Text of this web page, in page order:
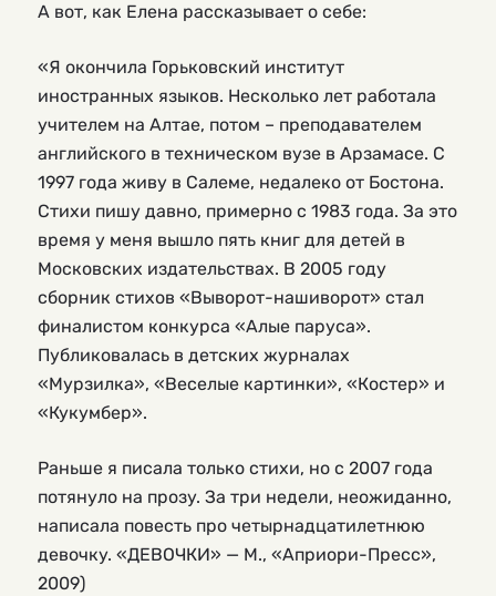
А вот, как Елена рассказывает о себе:
«Я окончила Горьковский институт
иностранных языков. Несколько лет работала
учителем на Алтае, потом – преподавателем
английского в техническом вузе в Арзамасе. С
1997 года живу в Салеме, недалеко от Бостона.
Стихи пишу давно, примерно с 1983 года. За это
время у меня вышло пять книг для детей в
Московских издательствах. В 2005 году
сборник стихов «Выворот-нашиворот» стал
финалистом конкурса «Алые паруса».
Публиковалась в детских журналах
«Мурзилка», «Веселые картинки», «Костер» и
«Кукумбер».
Раньше я писала только стихи, но с 2007 года
потянуло на прозу. За три недели, неожиданно,
написала повесть про четырнадцатилетнюю
девочку. «ДЕВОЧКИ» — М., «Априори-Пресс»,
2009)